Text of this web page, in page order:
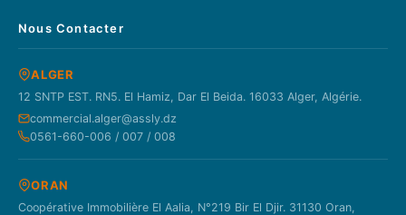
Nous Contacter
ALGER
12 SNTP EST. RN5. El Hamiz, Dar El Beida. 16033 Alger, Algérie.
commercial.alger@assly.dz
0561-660-006 / 007 / 008
ORAN
Coopérative Immobilière El Aalia, N°219 Bir El Djir. 31130 Oran,